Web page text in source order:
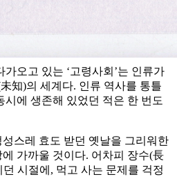
오고 있는 ‘고령사회’는 인류가
知)의 세계다. 인류 역사를 통틀
시에 생존해 있었던 적은 한 번도
스레 효도 받던 옛날을 그리워한
가까울 것이다. 어차피 장수(長
시절에, 먹고 사는 문제를 걱정